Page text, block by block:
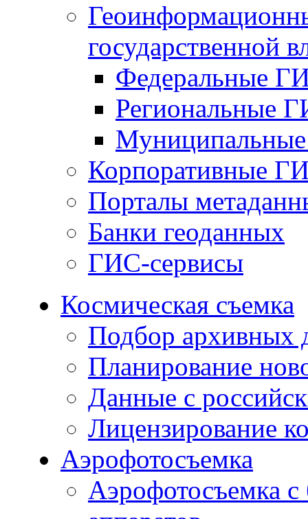
государственной
Федеральные
Региональные
Корпоративные
Порталы
Банки геоданных
ГИС-сервисы
Космическая съемка
Подбор архивных
Планирование
Данные с
Лицензирование
Аэрофотосъемка
Аэрофотосъемка с